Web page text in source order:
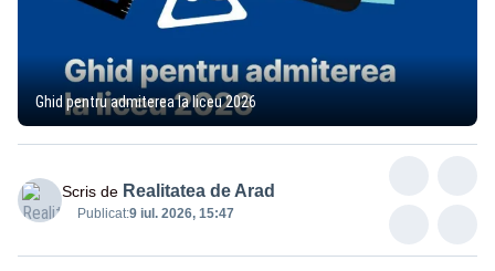
Ghid pentru admiterea la liceu 2026
Scris de Realitatea de Arad
Publicat:9 iul. 2026, 15:47